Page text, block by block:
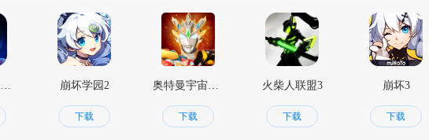
奥特曼传奇英雄2 崩坏学园2
下载
奥特曼宇宙英雄
下载
火柴人联盟3
下载
崩坏3
下载